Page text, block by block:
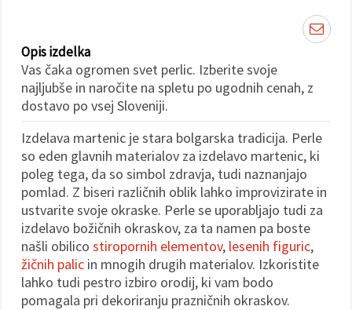
in klikom
na gumb
»Shrani«.
vse
Nastavitve
Opis izdelka
Vas čaka ogromen svet perlic. Izberite svoje
najljubše in naročite na spletu po ugodnih cenah, z
dostavo po vsej Sloveniji.
Izdelava martenic je stara bolgarska tradicija. Perle
so eden glavnih materialov za izdelavo martenic, ki
poleg tega, da so simbol zdravja, tudi naznanjajo
pomlad. Z biseri različnih oblik lahko improvizirate in
ustvarite svoje okraske. Perle se uporabljajo tudi za
izdelavo božičnih okraskov, za ta namen pa boste
našli obilico stiropornih elementov, lesenih figuric,
žičnih palic in mnogih drugih materialov. Izkoristite
lahko tudi pestro izbiro orodij, ki vam bodo
pomagala pri dekoriranju prazničnih okraskov.